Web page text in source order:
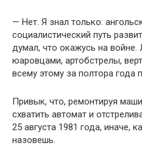
— Нет. Я знал только:
социалистический путь
думал, что окажусь на
юаровцами, артобстрелы,
всему этому за полтора года
Привык, что, ремонтируя
схватить автомат и
25 августа 1981 года, иначе,
назовешь.